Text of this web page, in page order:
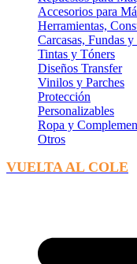
Accesorios para
Herramientas,
Carcasas, Fundas
Tintas y Tóners
Diseños Transfer
Vinilos y Parches
Protección
Personalizables
Ropa y
Otros
VUELTA AL COLE